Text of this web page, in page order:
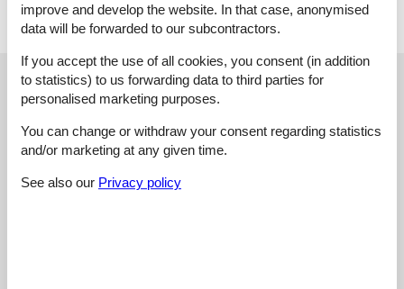
External reviews Our guest reviewsExternal reviews
4,0
2 external reviews
improve and develop the website. In that case, anonymised
data will be forwarded to our subcontractors.
If you accept the use of all cookies, you consent (in addition
to statistics) to us forwarding data to third parties for
personalised marketing purposes.
You can change or withdraw your consent regarding statistics
and/or marketing at any given time.
See also our Privacy policy